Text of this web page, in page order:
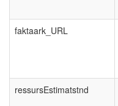
faktaark_URL
ressursEstimatstnd